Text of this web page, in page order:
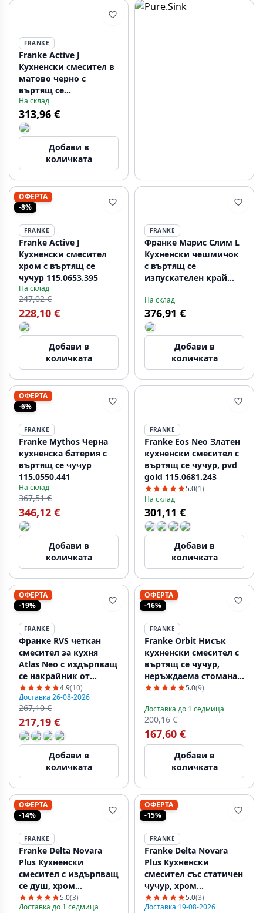
FRANKE
Franke Active J
Кухненски смесител в
матово черно с
въртящ се
чучур115.0653.398
На склад
313,96 €
Добави в
количката
ОФЕРТА
-8%
FRANKE
Franke Active J
Кухненски смесител
хром с въртящ се
чучур 115.0653.395
На склад
247,02 €
228,10 €
Добави в
количката
FRANKE
Франке Марис Слим L
Кухненски чешмичок
с въртящ се
изпускателен край
На склад
376,91 €
Добави в
количката
ОФЕРТА
-6%
FRANKE
Franke Mythos Черна
кухненска батерия с
въртящ се чучур
115.0550.441
На склад
367,51 €
346,12 €
Добави в
количката
FRANKE
Franke Eos Neo Златен
кухненски смесител с
въртящ се чучур, pvd
gold 115.0681.243
5.0(1)
На склад
301,11 €
Добави в
количката
ОФЕРТА
-19%
FRANKE
Франке RVS четкан
смесител за кухня
Atlas Neo с издърпващ
се накрайник от
неръждаема стомана
115.0521.438
4.9(10)
Доставка 26-08-2026
267,10 €
217,19 €
Добави в
количката
ОФЕРТА
-16%
FRANKE
Franke Orbit Нисък
кухненски смесител с
въртящ се чучур,
неръждаема стомана
115.0569.290
5.0(9)
Доставка до 1 седмица
200,16 €
167,60 €
Добави в
количката
ОФЕРТА
-14%
FRANKE
Franke Delta Novara
Plus Кухненски
смесител с издърпващ
се душ, хром
115.0347.111
5.0(3)
Доставка до 1 седмица
ОФЕРТА
-15%
FRANKE
Franke Delta Novara
Plus Кухненски
смесител със статичен
чучур, хром
115.0347.142
5.0(3)
Доставка 19-08-2026